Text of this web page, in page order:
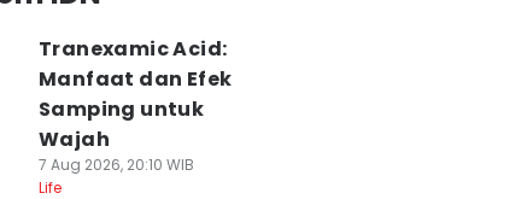
Tranexamic Acid:
Manfaat dan Efek
Samping untuk
Wajah
7 Aug 2026, 20:10 WIB
Life